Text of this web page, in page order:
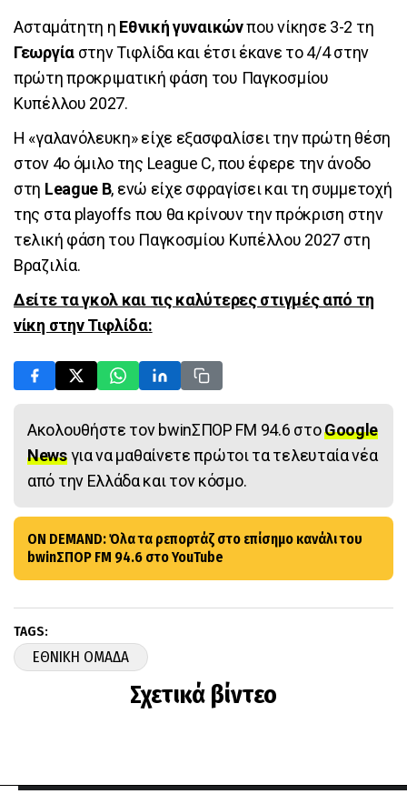
Ασταμάτητη η Εθνική γυναικώνπου νίκησε 3-2 τη
Γεωργία στην Τιφλίδα και έτσι έκανε το 4/4 στην
πρώτη προκριματική φάση του Παγκοσμίου
Κυπέλλου 2027.
Η «γαλανόλευκη» είχε εξασφαλίσει την πρώτη θέση
στον 4ο όμιλο της League C, που έφερε την άνοδο
στη League B, ενώ είχε σφραγίσει και τη συμμετοχή
της στα playoffs που θα κρίνουν την πρόκριση στην
τελική φάση του Παγκοσμίου Κυπέλλου 2027 στη
Βραζιλία.
Δείτε τα γκολ και τις καλύτερες στιγμές από τη
νίκη στην Τιφλίδα:
Ακολουθήστε τον bwinΣΠΟΡ FM 94.6 στοGoogle
Newsγια να μαθαίνετε πρώτοι τα τελευταία νέα
από την Ελλάδα και τον κόσμο.
ON DEMAND: Όλα τα ρεπορτάζ στο επίσημο κανάλι του
bwinΣΠΟΡ FM 94.6 στο YouTube
TAGS:
ΕΘΝΙΚΗ ΟΜΑΔΑ
Σχετικά βίντεο